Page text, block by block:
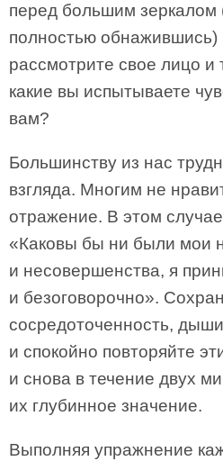
перед большим
полностью обнажившись)
рассмотрите свое лицо и
какие вы испытываете
вам?
Большинству из нас
взгляда. Многим не
отражение. В этом
«Каковы бы ни были мои
и несовершенства, я
и безоговорочно».
сосредоточенность,
и спокойно повторяйте
и снова в течение двух
их глубинное значение.
Выполняя упражнение